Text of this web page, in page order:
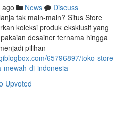
News
Discuss
tak main-main? Situs Store
koleksi produk eksklusif yang
desainer ternama hingga
pilihan
65796897/toko-store-
mewah-di-indonesia
Upvoted